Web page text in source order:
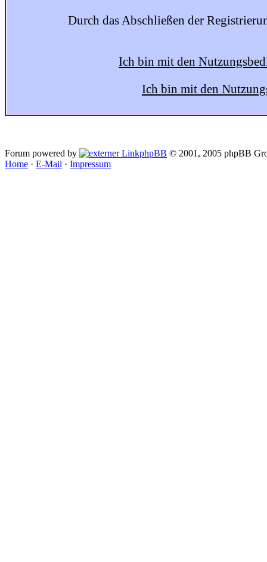
Durch das Abschließen der
Ich bin mit den
Ich bin mit den
Forum powered by phpBB © 2001, 2005 phpBB
Home · E-Mail · Impressum